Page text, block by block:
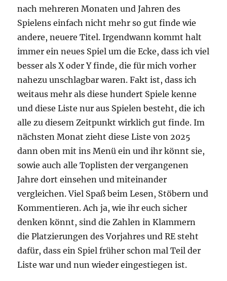
nach mehreren Monaten und Jahren des
Spielens einfach nicht mehr so gut finde wie
andere, neuere Titel. Irgendwann kommt halt
immer ein neues Spiel um die Ecke, dass ich viel
besser als X oder Y finde, die für mich vorher
nahezu unschlagbar waren. Fakt ist, dass ich
weitaus mehr als diese hundert Spiele kenne
und diese Liste nur aus Spielen besteht, die ich
alle zu diesem Zeitpunkt wirklich gut finde. Im
nächsten Monat zieht diese Liste von 2025
dann oben mit ins Menü ein und ihr könnt sie,
sowie auch alle Toplisten der vergangenen
Jahre dort einsehen und miteinander
vergleichen. Viel Spaß beim Lesen, Stöbern und
Kommentieren. Ach ja, wie ihr euch sicher
denken könnt, sind die Zahlen in Klammern
die Platzierungen des Vorjahres und RE steht
dafür, dass ein Spiel früher schon mal Teil der
Liste war und nun wieder eingestiegen ist.